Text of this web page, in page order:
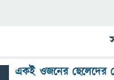
একই ওজনের ছেলেদের